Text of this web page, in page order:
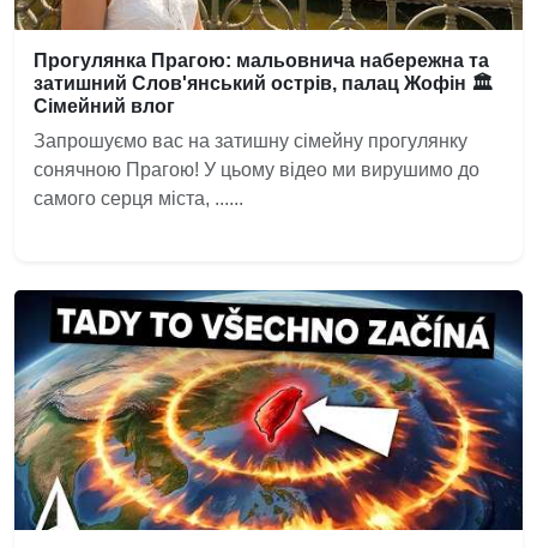
Прогулянка Прагою: мальовнича набережна та
затишний Слов'янський острів, палац Жофін 🏛️
Сімейний влог
Запрошуємо вас на затишну сімейну прогулянку
сонячною Прагою! У цьому відео ми вирушимо до
самого серця міста, ......